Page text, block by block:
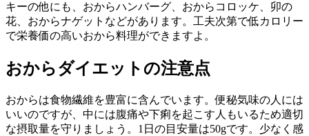
キーの他にも、おからハンバーグ、おからコロッケ、卯の
花、おからナゲットなどがあります。工夫次第で低カロリー
で栄養価の高いおから料理ができますよ。
おからダイエットの注意点
おからは食物繊維を豊富に含んでいます。便秘気味の人には
いいのですが、中には腹痛や下痢を起こす人もいるため適切
な摂取量を守りましょう。1日の目安量は50gです。少なく感